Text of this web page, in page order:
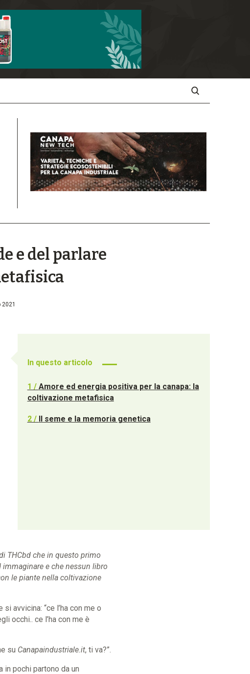
e del parlare
2021
In questo articolo
1 / Amore ed energia positiva per la canapa: la
coltivazione metafisica
2 / Il seme e la memoria genetica
THCbd che in questo primo
e che nessun libro
le piante nella coltivazione
si avvicina: “ce l’ha con me o
occhi.. ce l’ha con me è
su Canapaindustriale.it, ti va?”.
in pochi partono da un